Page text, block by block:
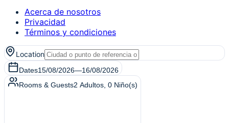
Acerca de nosotros
Privacidad
Términos y condiciones
Location
Dates15/08/2026—16/08/2026
Rooms & Guests2 Adultos 0 Niño(s)